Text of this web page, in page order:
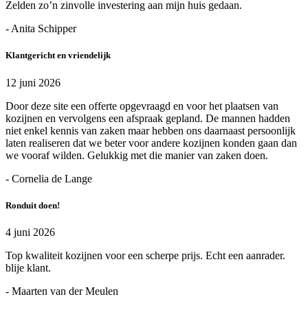
Zelden zo’n zinvolle investering aan mijn huis gedaan.
- Anita Schipper
Klantgericht en vriendelijk
12 juni 2026
Door deze site een offerte opgevraagd en voor het plaatsen van
kozijnen en vervolgens een afspraak gepland. De mannen hadden
niet enkel kennis van zaken maar hebben ons daarnaast persoonlijk
laten realiseren dat we beter voor andere kozijnen konden gaan dan
we vooraf wilden. Gelukkig met die manier van zaken doen.
- Cornelia de Lange
Ronduit doen!
4 juni 2026
Top kwaliteit kozijnen voor een scherpe prijs. Echt een aanrader.
blije klant.
- Maarten van der Meulen